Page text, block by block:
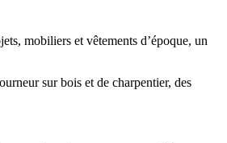
mobiliers et vêtements d’époque, un
sur bois et de charpentier, des